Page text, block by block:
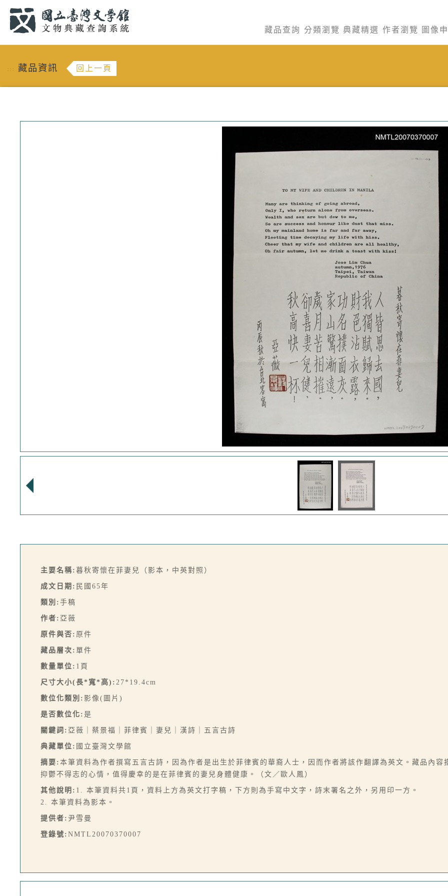
藏品查詢 分類瀏覽 典藏精選 作者瀏覽 圖像
::: 藏品資訊 回上一頁
主要名稱: 暮秋寄懷在菲妻兒（影本，中英對照）
成文日期: 民國65年
類別: 手稿
作者: 亞薇
原件與否: 原件
藏品層次: 單件
數量單位: 1頁
尺寸大小(長*寬*高): 27*19.4cm
數位化類別: 影像(圖片)
是否數位化: 是
關鍵詞: 亞薇｜蔡景福｜菲律賓｜妻兒｜漢詩｜五言古詩
典藏單位: 國立臺灣文學館
摘要: 本筆資料為作者撰寫五言古詩，因為作者是出生於菲律賓的華裔人士，因而作者將該作翻譯為英文。藏品內
抑鬱不得志的心情，值得慶幸的是在菲律賓的妻兒身體健康。（文／歐人鳳）
其他說明: 1. 本筆資料共1頁，資料上方為英文打字稿，下方則為手寫中文字，詩末署名之外，另用印一方。
2. 本筆資料為影本。
提供者: 尹雪曼
登錄號: NMTL20070370007